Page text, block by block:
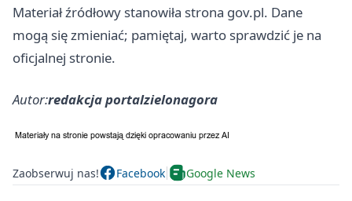
Materiał źródłowy stanowiła strona gov.pl. Dane
mogą się zmieniać; pamiętaj, warto sprawdzić je na
oficjalnej stronie.
Autor:redakcja portalzielonagora
Zaobserwuj nas! Facebook Google News